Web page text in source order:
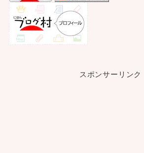
スポンサーリンク